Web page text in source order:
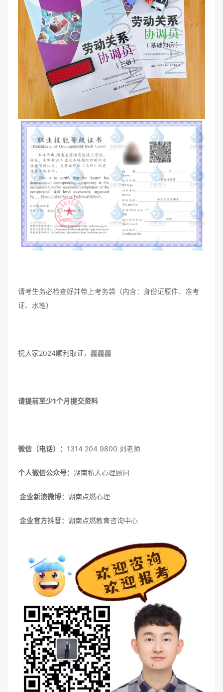
请考生务必检查好并带上考务袋（内含：身份证原件、准考
证、水笔）
祝大家2024顺利取证，龘龘龘
请提前至少1个月提交资料
微信（电话） ： 1314 204 9800 刘老师
个人微信公众号： 湖南私人心理顾问
企业新浪微博： 湖南点燃心理
企业官方抖音： 湖南点燃教育咨询中心